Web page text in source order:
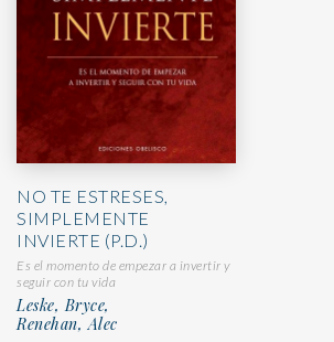
NO TE ESTRESES,
SIMPLEMENTE
INVIERTE (P.D.)
Es el momento de empezar a invertir y
seguir con tu vida
Leske, Bryce,
Renehan, Alec